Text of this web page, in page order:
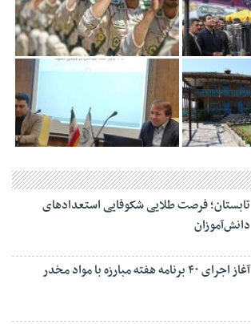
تابستان؛ فرصت طلایی شکوفایی استعدادهای
دانش‌آموزان
آغاز اجرای ۴۰ برنامه هفته مبارزه با مواد مخدر